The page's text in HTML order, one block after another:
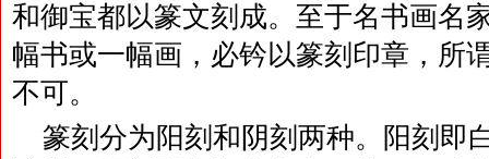
和御宝都以篆文刻成。至于名书画名
幅书或一幅画，必钤以篆刻印章，所
不可。
篆刻分为阳刻和阴刻两种。阳刻即